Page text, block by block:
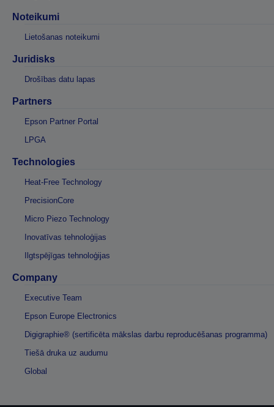
Noteikumi
Lietošanas noteikumi
Juridisks
Drošības datu lapas
Partners
Epson Partner Portal
LPGA
Technologies
Heat-Free Technology
PrecisionCore
Micro Piezo Technology
Inovatīvas tehnoloģijas
Ilgtspējīgas tehnoloģijas
Company
Executive Team
Epson Europe Electronics
Digigraphie® (sertificēta mākslas darbu reproducēšanas programma)
Tiešā druka uz audumu
Global